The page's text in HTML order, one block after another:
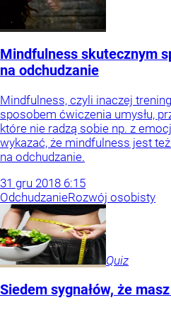
Mindfulness skutecznym
na odchudzanie
Mindfulness, czyli inaczej
sposobem ćwiczenia umysłu,
które nie radzą sobie np. z
wykazać, że mindfulness jest
na odchudzanie.
31 gru 2018 6:15
OdchudzanieRozwój osobisty
Quiz
Siedem sygnałów, że